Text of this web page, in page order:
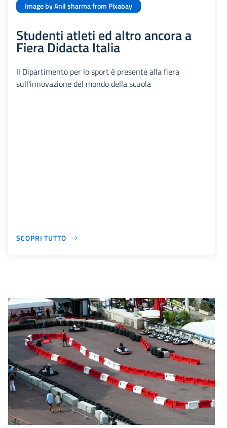
Image by Anil sharma from Pixabay
Studenti atleti ed altro ancora a
Fiera Didacta Italia
Il Dipartimento per lo sport è presente alla fiera
sull'innovazione del mondo della scuola
SCOPRI TUTTO